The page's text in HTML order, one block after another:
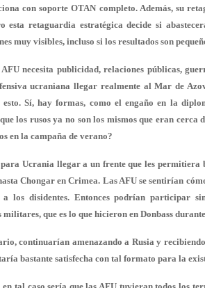
con soporte OTAN completo. Además, su
esta retaguardia estratégica decide si
muy visibles, incluso si los resultados son
AFU necesita publicidad, relaciones públicas,
ucraniana llegar realmente al Mar de
esto. Sí, hay formas, como el engaño en la
los rusos ya no son los mismos que eran
en la campaña de verano?
Ucrania llegar a un frente que les
Chongar en Crimea. Las AFU se sentirían
los disidentes. Entonces podrían participar
militares, que es lo que hicieron en Donbass
continuarían amenazando a Rusia y
bastante satisfecha con tal formato para la